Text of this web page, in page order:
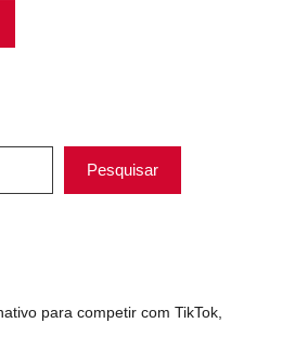
Pesquisar
para competir com TikTok,